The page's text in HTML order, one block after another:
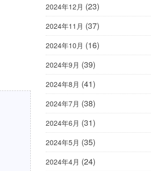
2024年12月 (23)
2024年11月 (37)
2024年10月 (16)
2024年9月 (39)
2024年8月 (41)
2024年7月 (38)
2024年6月 (31)
2024年5月 (35)
2024年4月 (24)